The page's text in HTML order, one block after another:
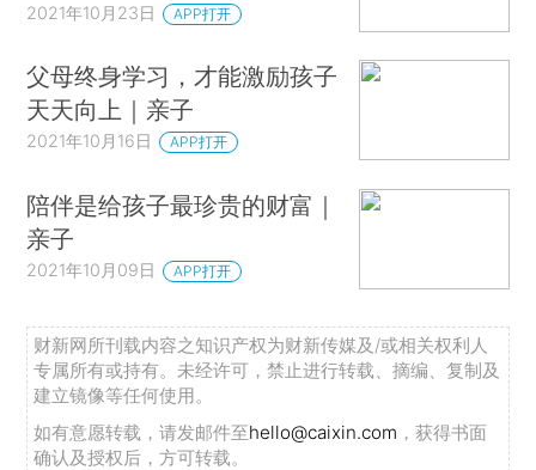
2021年10月23日 APP打开
父母终身学习，才能激励孩子
天天向上｜亲子
2021年10月16日 APP打开
陪伴是给孩子最珍贵的财富｜
亲子
2021年10月09日 APP打开
财新网所刊载内容之知识产权为财新传媒及/或相关权利人
专属所有或持有。未经许可，禁止进行转载、摘编、复制及
建立镜像等任何使用。
如有意愿转载，请发邮件至hello@caixin.com ，获得书面
确认及授权后，方可转载。